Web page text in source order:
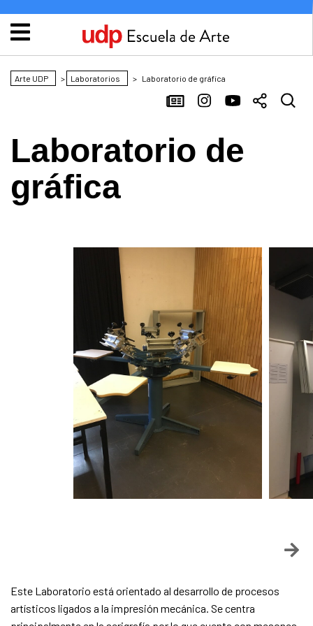
Arte UDP > Laboratorios > Laboratorio de gráfica
Laboratorio de
gráfica
Este Laboratorio está orientado al desarrollo de procesos
artísticos ligados a la impresión mecánica. Se centra